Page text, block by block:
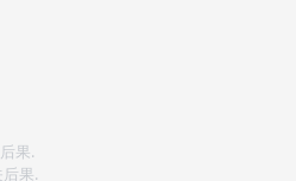
果.
果.